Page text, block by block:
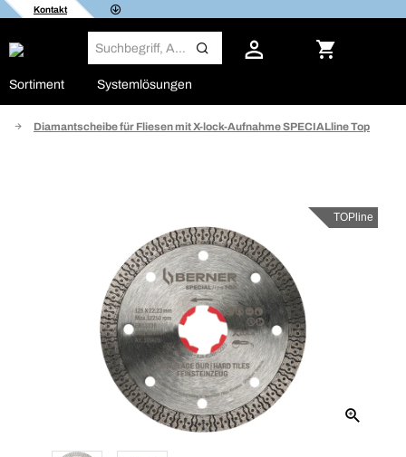
Kontakt
Sortiment Systemlösungen
Diamantscheibe für Fliesen mit X-lock-Aufnahme SPECIALline Top
TOPline